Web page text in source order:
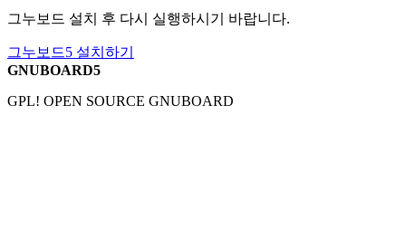
그누보드 설치 후 다시 실행하시기 바랍니다.
그누보드5 설치하기
GNUBOARD5
GPL! OPEN SOURCE GNUBOARD